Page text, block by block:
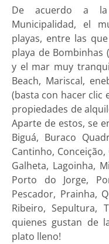
De acuerdo a
Municipalidad, el
playas, entre las
playa de Bombinhas
y el mar muy
Beach, Mariscal,
(basta con hacer clic
propiedades de
Aparte de estos, se
Biguá, Buraco
Cantinho,
Galheta, Lagoinha,
Porto do Jorge,
Pescador, Prainha,
Ribeiro, Sepultura,
quienes gustan de
plato lleno!